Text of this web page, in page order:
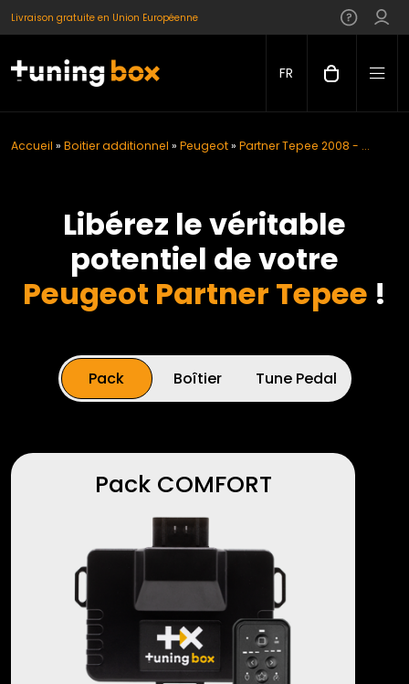
Livraison gratuite en Union Européenne
FR
Accueil » Boitier additionnel » Peugeot» Partner Tepee 2008 - ...
Libérez le véritable
potentiel de votre
Peugeot Partner Tepee !
Pack Boîtier Tune Pedal
Pack COMFORT